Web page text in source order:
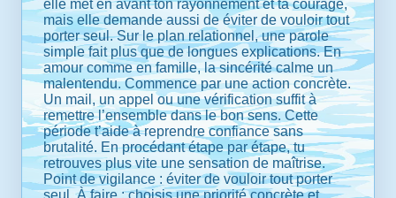
elle met en avant ton rayonnement et ta courage,
mais elle demande aussi de éviter de vouloir tout
porter seul. Sur le plan relationnel, une parole
simple fait plus que de longues explications. En
amour comme en famille, la sincérité calme un
malentendu. Commence par une action concrète.
Un mail, un appel ou une vérification suffit à
remettre l’ensemble dans le bon sens. Cette
période t’aide à reprendre confiance sans
brutalité. En procédant étape par étape, tu
retrouves plus vite une sensation de maîtrise.
Point de vigilance : éviter de vouloir tout porter